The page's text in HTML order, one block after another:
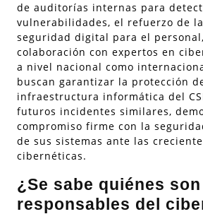
de auditorías internas para
vulnerabilidades, el refuerzo de
seguridad digital para el
colaboración con expertos en
a nivel nacional como
buscan garantizar la protección
infraestructura informática del
futuros incidentes similares,
compromiso firme con la
de sus sistemas ante las
cibernéticas.
¿Se sabe quiénes
responsables del